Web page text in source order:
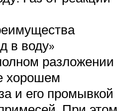
в воду»
разложении
хорошем
и его промывкой